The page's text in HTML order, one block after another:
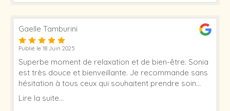
Gaelle Tamburini
Publié le 18 Juin 2025
Superbe moment de relaxation et de bien-être. Sonia
est très douce et bienveillante. Je recommande sans
hésitation à tous ceux qui souhaitent prendre soin
d'eux et se détendre.
Lire la suite...